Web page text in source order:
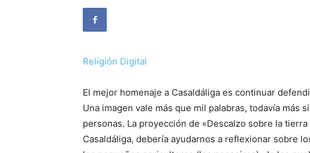
Religión Digital
El mejor homenaje a Casaldáliga es continuar
Una imagen vale más que mil palabras, todavía más
personas. La proyección de «Descalzo sobre la
Casaldáliga, debería ayudarnos a reflexionar sobre